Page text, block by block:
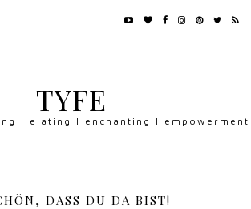
TYFE
| elating | enchanting | empowerment
DASS DU DA BIST!